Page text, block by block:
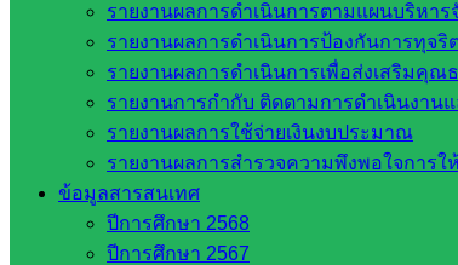
รายงานผลการดำเนินการตามแผนบริหา
รายงานผลการดำเนินการป้องกันการทุจ
รายงานผลการดำเนินการเพื่อส่งเสริมคุ
รายงานการกำกับ ติดตามการดำเนินงาน
รายงานผลการใช้จ่ายเงินงบประมาณ
รายงานผลการสำรวจความพึงพอใจการใ
ข้อมูลสารสนเทศ
ปีการศึกษา 2568
ปีการศึกษา 2567
หน่วยงานในจังหวัดสระแก้ว
จังหวัดสระแก้ว
องค์การบริหารส่วนจังหวัดสระแก้ว
ศึกษาธิการจังหวัดสระแก้ว
สำนักงาน ส.ก.ส.ค. จังหวัดสระแก้ว
สพป. สระแก้วเขต 1